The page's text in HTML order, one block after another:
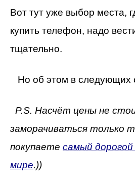
Вот тут уже выбор места,
купить телефон, надо
тщательно.
Но об этом в следующих
P.S. Насчёт цены не
заморачиваться только
покупаете самый
мире.))